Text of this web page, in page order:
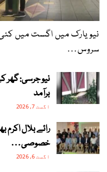
نیویارک میں اگست میں
سروس…
نیو جرسی:
برآمد
اگست 7, 2026
رائے بلال اکرم
خصوصی…
اگست 6, 2026